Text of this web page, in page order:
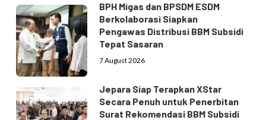
BPH Migas dan BPSDM ESDM
Berkolaborasi Siapkan
Pengawas Distribusi BBM Subsidi
Tepat Sasaran
7 August 2026
Jepara Siap Terapkan XStar
Secara Penuh untuk Penerbitan
Surat Rekomendasi BBM Subsidi